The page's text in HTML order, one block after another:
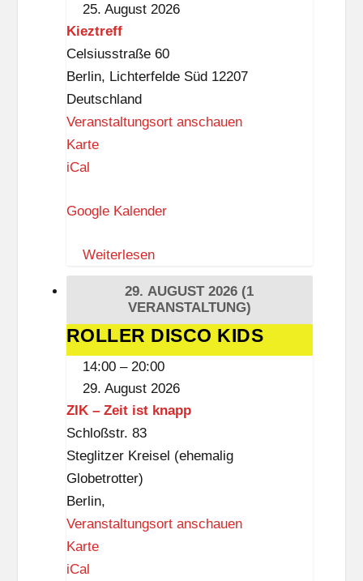
k
n
a
p
p
25. August 2026
Kieztreff
Celsiusstraße 60
Berlin, Lichterfelde Süd 12207
Deutschland
Veranstaltungsort anschauen
KarteK
z
r
e
f
iCal
Google Kalender
Weiterlesen
29. AUGUST 2026 (1
VERANSTALTUNG)
ROLLER
DISCO
KIDS
ROLLER DISCO KIDS
14:00 – 20:00
29. August 2026
ZIK – Zeit ist knapp
Schloßstr. 83
Steglitzer Kreisel (ehemalig
Globetrotter)
Berlin,
Veranstaltungsort anschauen
KarteZ
iCal